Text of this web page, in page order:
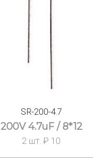
SR-200-4.7
200V 4.7uF / 8*12
2 шт. ₽ 10